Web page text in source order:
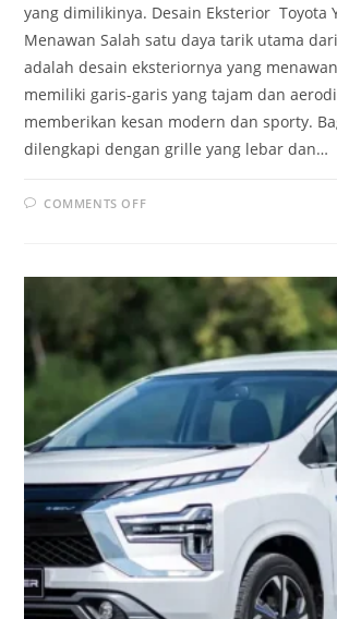
yang dimilikinya. Desain Eksterior Toyota
Menawan Salah satu daya tarik utama
adalah desain eksteriornya yang
memiliki garis-garis yang tajam dan
memberikan kesan modern dan sporty.
dilengkapi dengan grille yang lebar dan…
COMMENTS OFFON
YANG
MODERN
DINAMIS